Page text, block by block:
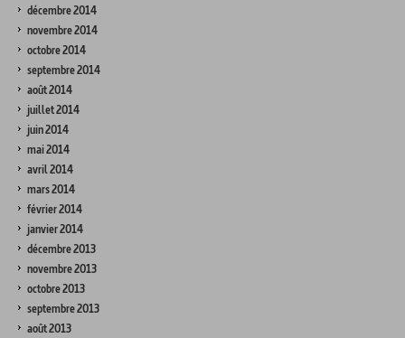
décembre 2014
novembre 2014
octobre 2014
septembre 2014
août 2014
juillet 2014
juin 2014
mai 2014
avril 2014
mars 2014
février 2014
janvier 2014
décembre 2013
novembre 2013
octobre 2013
septembre 2013
août 2013